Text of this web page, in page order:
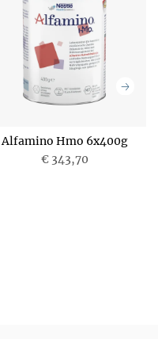
Alfamino Hmo 6x400g
€ 343,70